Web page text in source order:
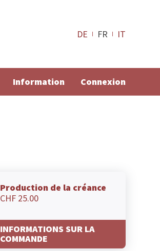
DE FR IT
Information Connexion
Production de la créance
CHF 25.00
INFORMATIONS SUR LA
COMMANDE